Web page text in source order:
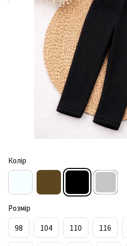
Колір
Розмір
98 104 110 116